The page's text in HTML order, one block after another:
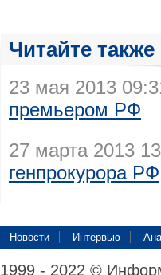
Читайте также
23 мая 2013
премьером РФ
27 марта 2013
генпрокурора РФ
Новости Интервью
1999 - 2022 ©